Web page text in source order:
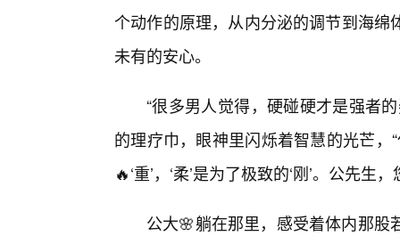
个动作的原理，从内分泌的调节到海
未有的安心。
“很多男人觉得，硬碰硬才是强者
的理疗巾，眼神里闪烁着智慧的光芒，
🔥‘重’，‘柔’是为了极致的‘刚’。公先
公大🌸躺在那里，感受着体内那